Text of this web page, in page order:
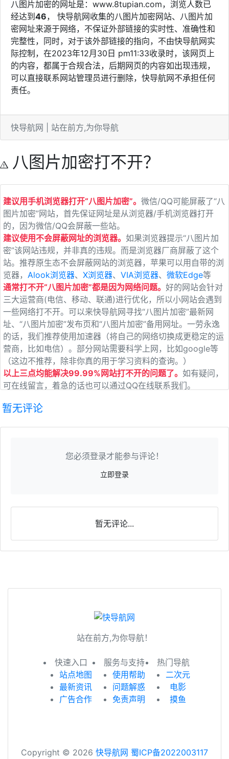
八图片加密的网址是：www.8tupian.com，浏览人数已
经达到46， 快导航网收集的八图片加密网站、八图片加
密网址来源于网络，不保证外部链接的实时性、准确性和
完整性，同时，对于该外部链接的指向，不由快导航网实
际控制，在2023年12月30日 pm11:33收录时，该网页上
的内容，都属于合规合法，后期网页的内容如出现违规，
可以直接联系网站管理员进行删除，快导航网不承担任何
责任。
快导航网 | 站在前方,为你导航
八图片加密打不开？
建议用手机浏览器打开“八图片加密”。 微信/QQ可能屏蔽了“八
图片加密”网站，首先保证网址是从浏览器/手机浏览器打开
的，因为微信/QQ会屏蔽一些站。
建议使用不会屏蔽网址的浏览器。 如果浏览器提示“八图片加
密”该网站违规，并非真的违规。而是浏览器厂商屏蔽了这个
站。推荐原生态不会屏蔽网站的浏览器，苹果可以用自带的浏
览器， Alook浏览器、 X浏览器、 VIA浏览器、 微软Edge等
通常打不开“八图片加密”都是因为网络问题。 好的网站会针对
三大运营商(电信、移动、联通)进行优化，所以小网站会遇到
一些网络打不开。可以来快导航网寻找“八图片加密”最新网
址、“八图片加密”发布页和“八图片加密”备用网址。一劳永逸
的话，我们推荐使用加速器（将自己的网络切换成更稳定的运
营商，比如电信）。部分网站需要科学上网，比如google等
（这边不推荐，除非你真的用于学习资料的查询。）
以上三点均能解决99.99%网站打不开的问题了。 如有疑问，
可在线留言，着急的话也可以通过QQ在线联系我们。
暂无评论
您必须登录才能参与评论！
立即登录
暂无评论...
站在前方,为你导航！
快速入口
站点地图
最新资讯
广告合作
服务与支持
使用帮助
问题解惑
免责声明
热门导航
二次元
电影
摸鱼
Copyright © 2026 快导航网 蜀ICP备2022003117